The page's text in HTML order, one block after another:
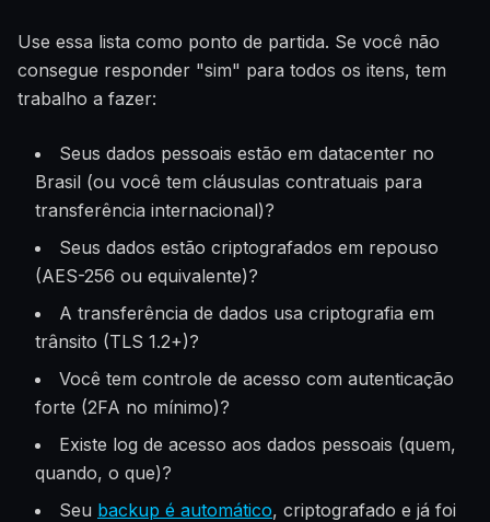
Use essa lista como ponto de partida. Se você não
consegue responder "sim" para todos os itens, tem
trabalho a fazer:
Seus dados pessoais estão em datacenter no
Brasil (ou você tem cláusulas contratuais para
transferência internacional)?
Seus dados estão criptografados em repouso
(AES-256 ou equivalente)?
A transferência de dados usa criptografia em
trânsito (TLS 1.2+)?
Você tem controle de acesso com autenticação
forte (2FA no mínimo)?
Existe log de acesso aos dados pessoais (quem,
quando, o que)?
Seu backup é automático, criptografado e já foi